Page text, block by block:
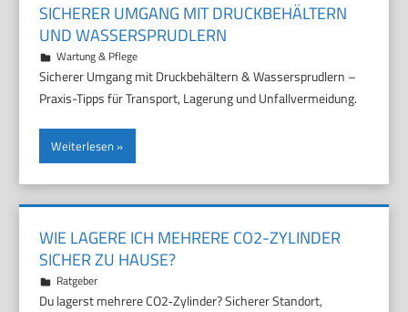
SICHERER UMGANG MIT DRUCKBEHÄLTERN
UND WASSERSPRUDLERN
21. Juni 2026
Marco
Wartung & Pflege
Sicherer Umgang mit Druckbehältern & Wassersprudlern –
Praxis-Tipps für Transport, Lagerung und Unfallvermeidung.
Weiterlesen
WIE LAGERE ICH MEHRERE CO2-ZYLINDER
SICHER ZU HAUSE?
17. Juni 2026
Marco
Ratgeber
Du lagerst mehrere CO2‑Zylinder? Sicherer Standort,